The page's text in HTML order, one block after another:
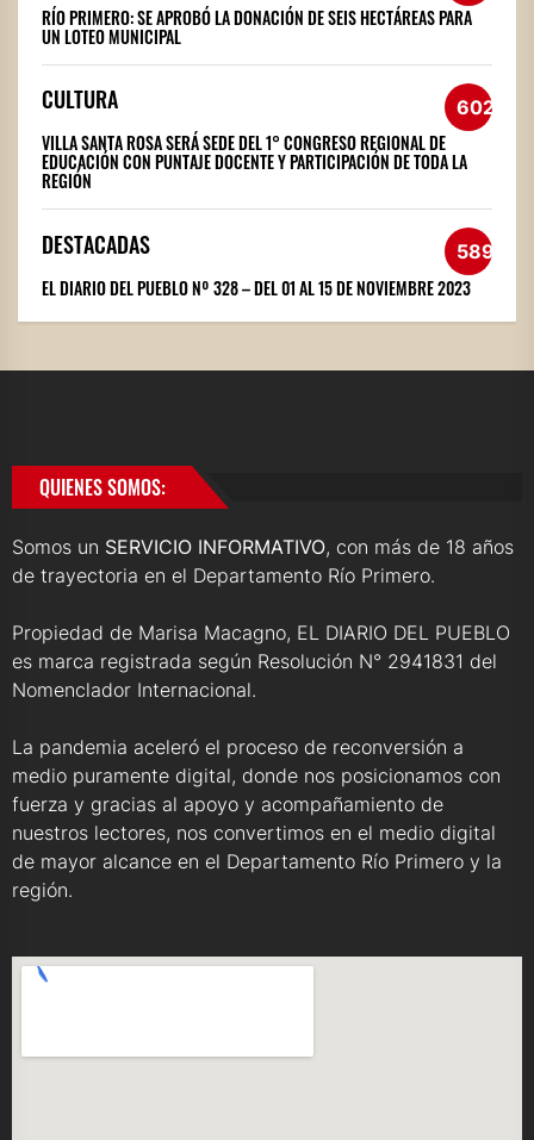
RÍO PRIMERO: SE APROBÓ LA DONACIÓN DE SEIS HECTÁREAS PARA
UN LOTEO MUNICIPAL
CULTURA 602
VILLA SANTA ROSA SERÁ SEDE DEL 1° CONGRESO REGIONAL DE
EDUCACIÓN CON PUNTAJE DOCENTE Y PARTICIPACIÓN DE TODA LA
REGIÓN
DESTACADAS 589
EL DIARIO DEL PUEBLO Nº 328 – DEL 01 AL 15 DE NOVIEMBRE 2023
QUIENES SOMOS:
Somos un SERVICIO INFORMATIVO, con más de 18 años
de trayectoria en el Departamento Río Primero.
Propiedad de Marisa Macagno, EL DIARIO DEL PUEBLO
es marca registrada según Resolución N° 2941831 del
Nomenclador Internacional.
La pandemia aceleró el proceso de reconversión a
medio puramente digital, donde nos posicionamos con
fuerza y gracias al apoyo y acompañamiento de
nuestros lectores, nos convertimos en el medio digital
de mayor alcance en el Departamento Río Primero y la
región.